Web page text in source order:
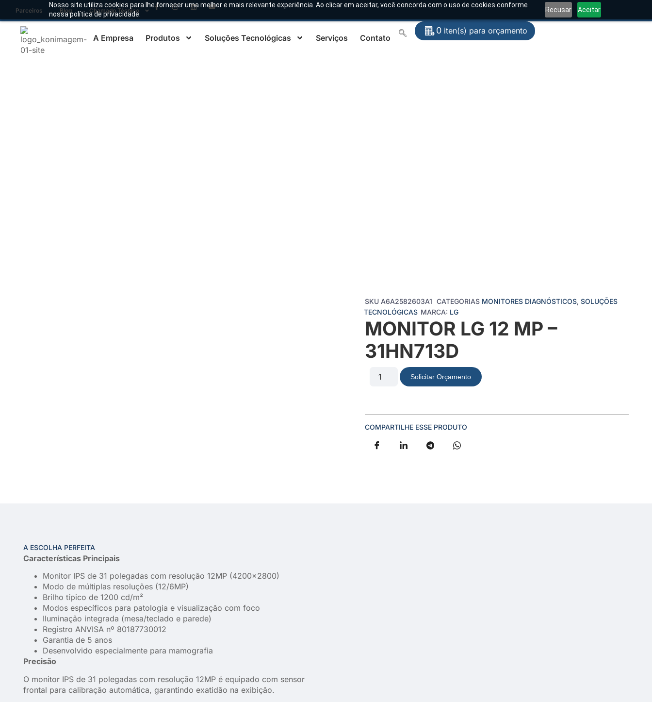
Nosso site utiliza cookies para lhe fornecer uma melhor e mais relevante experiência. Ao clicar em aceitar, você concorda com o uso de cookies conforme
nossa política de privacidade.
Recusar Aceitar
Parceiros Blog Chamado Técnico
A Empresa Produtos Soluções Tecnológicas Serviços Contato
0
SKU A6A2582603A1 CATEGORIAS MONITORES DIAGNÓSTICOS, SOLUÇÕES
TECNOLÓGICAS MARCA: LG
MONITOR LG 12 MP –
31HN713D
Solicitar Orçamento
COMPARTILHE ESSE PRODUTO
A ESCOLHA PERFEITA
Características Principais
Monitor IPS de 31 polegadas com resolução 12MP (4200×2800)
Modo de múltiplas resoluções (12/6MP)
Brilho típico de 1200 cd/m²
Modos específicos para patologia e visualização com foco
Iluminação integrada (mesa/teclado e parede)
Registro ANVISA nº 80187730012
Garantia de 5 anos
Desenvolvido especialmente para mamografia
Precisão
O monitor IPS de 31 polegadas com resolução 12MP é equipado com sensor
frontal para calibração automática, garantindo exatidão na exibição.